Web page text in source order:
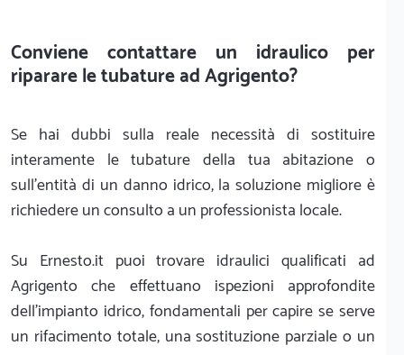
Conviene contattare un idraulico per
riparare le tubature ad Agrigento?
Se hai dubbi sulla reale necessità di sostituire
interamente le tubature della tua abitazione o
sull'entità di un danno idrico, la soluzione migliore è
richiedere un consulto a un professionista locale.
Su Ernesto.it puoi trovare idraulici qualificati ad
Agrigento che effettuano ispezioni approfondite
dell'impianto idrico, fondamentali per capire se serve
un rifacimento totale, una sostituzione parziale o un